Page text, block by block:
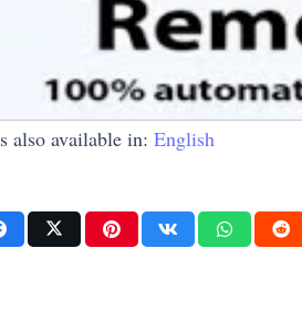
also available in: English